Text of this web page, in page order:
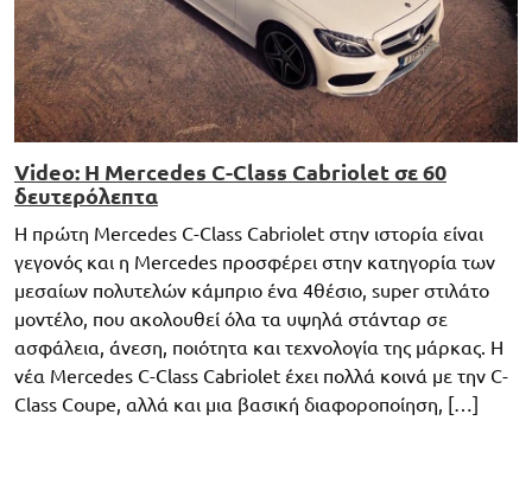
Video: H Mercedes C-Class Cabriolet σε 60
δευτερόλεπτα
Η πρώτη Mercedes C-Class Cabriolet στην ιστορία είναι
γεγονός και η Mercedes προσφέρει στην κατηγορία των
μεσαίων πολυτελών κάμπριο ένα 4θέσιο, super στιλάτο
μοντέλο, που ακολουθεί όλα τα υψηλά στάνταρ σε
ασφάλεια, άνεση, ποιότητα και τεχνολογία της μάρκας. Η
νέα Mercedes C-Class Cabriolet έχει πολλά κοινά με την C-
Class Coupe, αλλά και μια βασική διαφοροποίηση, […]